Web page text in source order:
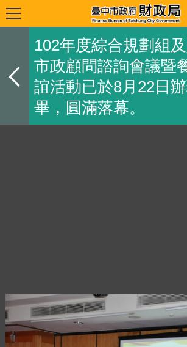
102年度綜合規劃組
市政顧問諮詢會議暨
誼活動已於8月22日
畢，圓滿落幕。